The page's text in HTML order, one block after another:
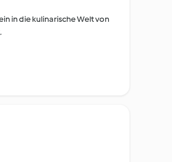
in die kulinarische Welt von